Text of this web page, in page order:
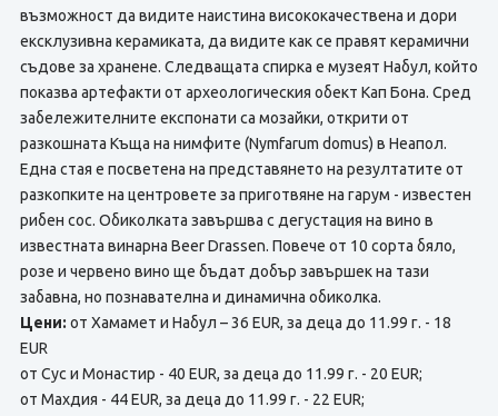
възможност да видите наистина висококачествена и дори
ексклузивна керамиката, да видите как се правят керамични
съдове за хранене. Следващата спирка е музеят Набул, който
показва артефакти от археологическия обект Кап Бона. Сред
забележителните експонати са мозайки, открити от
разкошната Къща на нимфите (Nymfarum domus) в Неапол.
Една стая е посветена на представянето на резултатите от
разкопките на центровете за приготвяне на гарум - известен
рибен сос. Обиколката завършва с дегустация на вино в
известната винарна Beer Drassen. Повече от 10 сорта бяло,
розе и червено вино ще бъдат добър завършек на тази
забавна, но познавателна и динамична обиколка.
Цени: от Хамамет и Набул – 36 EUR, за деца до 11.99 г. - 18
EUR
от Сус и Монастир - 40 EUR, за деца до 11.99 г. - 20 EUR;
от Махдия - 44 EUR, за деца до 11.99 г. - 22 EUR;